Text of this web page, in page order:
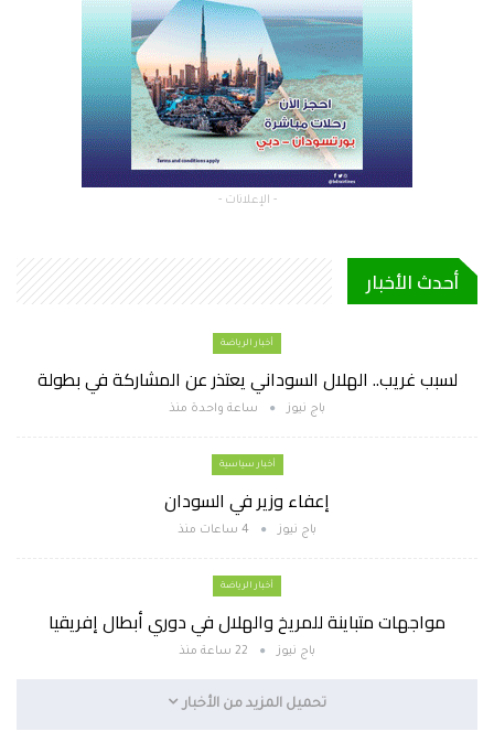
- الإعلانات -
أحدث الأخبار
أخبار الرياضة
لسبب غريب.. الهلال السوداني يعتذر عن المشاركة في بطولة
باج نيوز ساعة واحدة منذ
أخبار سياسية
إعفاء وزير في السودان
باج نيوز 4 ساعات منذ
أخبار الرياضة
مواجهات متباينة للمريخ والهلال في دوري أبطال إفريقيا
باج نيوز 22 ساعة منذ
تحميل المزيد من الأخبار